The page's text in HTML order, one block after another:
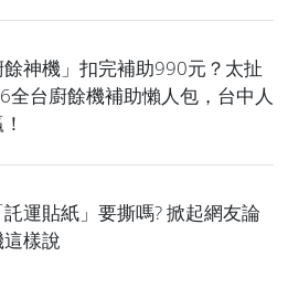
神機」扣完補助990元？太扯
全台廚餘機補助懶人包，台中人
運貼紙」要撕嗎? 掀起網友論
樣說